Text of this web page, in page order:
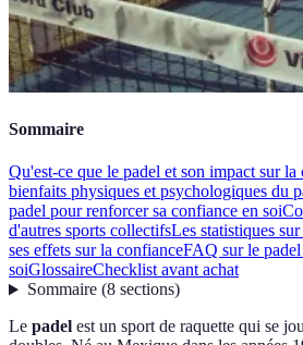
Sommaire
Qu'est-ce que le padel et son impact sur la
bienfaits physiques et psychologiques du
padel pour renforcer sa confiance en soi
d'autres sports collectifsLes statistiques
ses effets sur la confianceFAQ sur le
soiGlossaireChecklist avant achat
Sommaire(8 sections)
Le padel est un sport de raquette qui se